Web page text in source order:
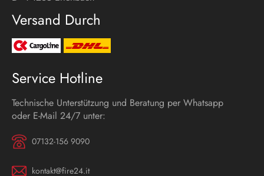
Versand Durch
Service Hotline
Technische Unterstützung und Beratung per Whatsapp
oder E-Mail 24/7 unter:
07132-156 9090
kontakt@fire24.it